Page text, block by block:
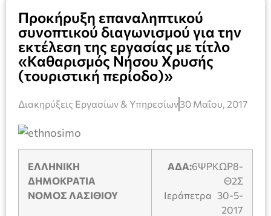
Προκήρυξη επαναληπτικού
συνοπτικού διαγωνισμού για την
εκτέλεση της εργασίας με τίτλο
«Καθαρισμός Νήσου Χρυσής
(τουριστική περίοδο)»
Διακηρύξεις Εργασίων & Υπηρεσίων30 Μαΐου, 2017
ΕΛΛΗΝΙΚΗ
ΔΗΜΟΚΡΑΤΙΑ
ΝΟΜΟΣ ΛΑΣΙΘΙΟΥ
ΑΔΑ:6ΨΡΚΩΡ8-
Θ2Σ
Ιεράπετρα 30-5-
2017